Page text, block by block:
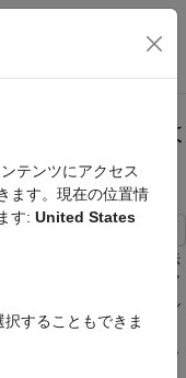
ーション メ
デルの当ては
当てはめを実行する方法
のソルバーとア
ますが、最小二乗法ソル
データと複素数値デー
数は複素関数の観点から
テンツにアクセス
ます。現在の位置情
す: United States
することもできま